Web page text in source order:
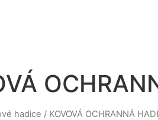
hadice / KOVOVÁ OCHRANNÁ